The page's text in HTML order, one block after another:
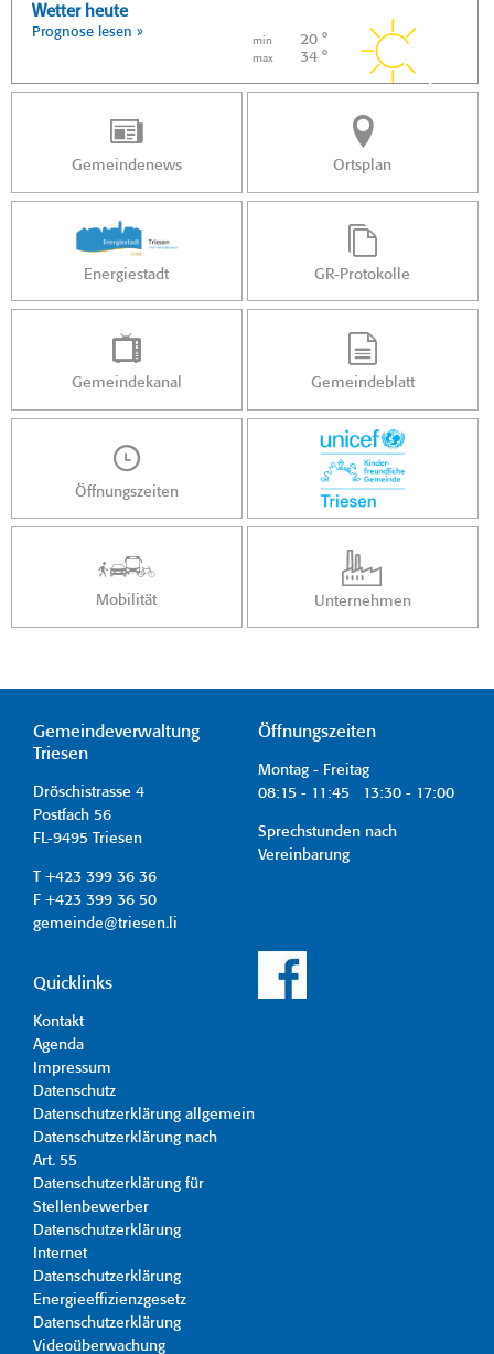
Wetter heute
Prognose lesen »
min 20 °
max 34 °
Gemeindenews Ortsplan
Energiestadt GR-Protokolle
Gemeindekanal Gemeindeblatt
Öffnungszeiten
Mobilität Unternehmen
Gemeindeverwaltung
Triesen
Dröschistrasse 4
Postfach 56
FL-9495 Triesen
T +423 399 36 36
F +423 399 36 50
gemeinde@triesen.li
Öffnungszeiten
Montag - Freitag
08:15 - 11:45 13:30 - 17:00
Sprechstunden nach
Vereinbarung
Quicklinks
Kontakt
Agenda
Impressum
Datenschutz
Datenschutzerklärung allgemein
Datenschutzerklärung nach
Art. 55
Datenschutzerklärung für
Stellenbewerber
Datenschutzerklärung
Internet
Datenschutzerklärung
Energieeffizienzgesetz
Datenschutzerklärung
Videoüberwachung